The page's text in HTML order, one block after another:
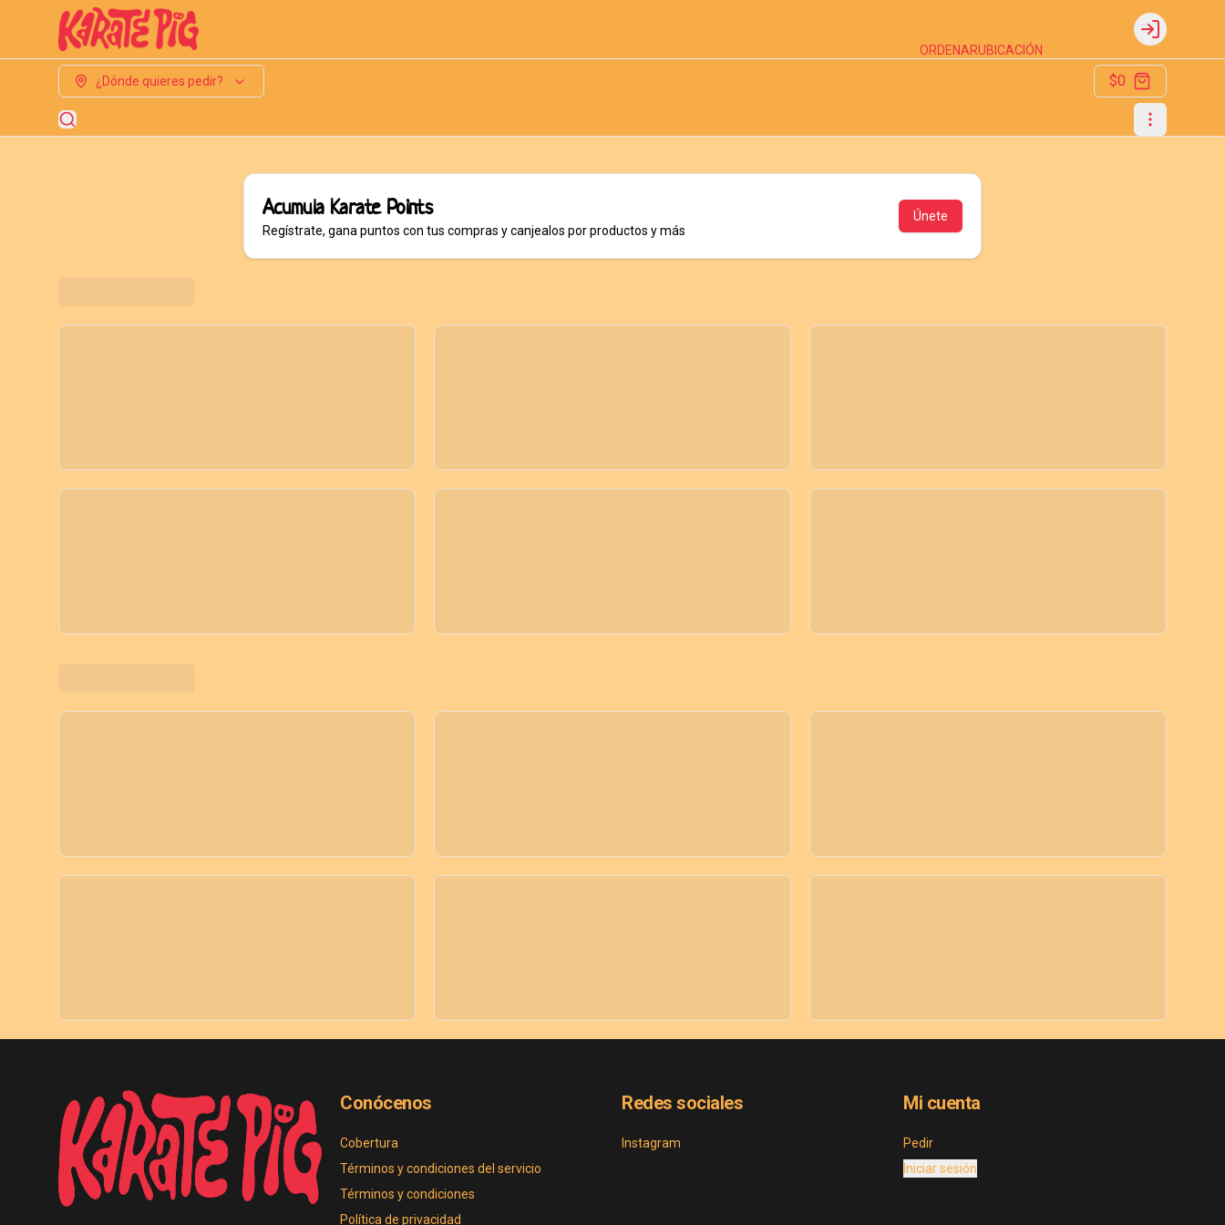
ORDENARUBICACIÓN
Login
¿Dónde quieres pedir? $0
Acumula Karate Points
Regístrate, gana puntos con tus compras y canjealos por productos y más
Únete
Conócenos
Cobertura
Términos y condiciones del servicio
Términos y condiciones
Política de privacidad
Redes sociales
Instagram
Mi cuenta
Pedir
Iniciar sesión